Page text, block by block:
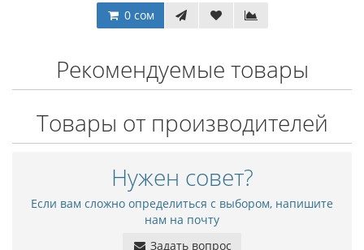
0 сом
Рекомендуемые товары
Товары от производителей
Нужен совет?
Если вам сложно определиться с выбором, напишите
нам на почту
Задать вопрос